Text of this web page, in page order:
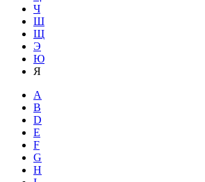
Ч
Ш
Щ
Э
Ю
Я
A
B
D
E
F
G
H